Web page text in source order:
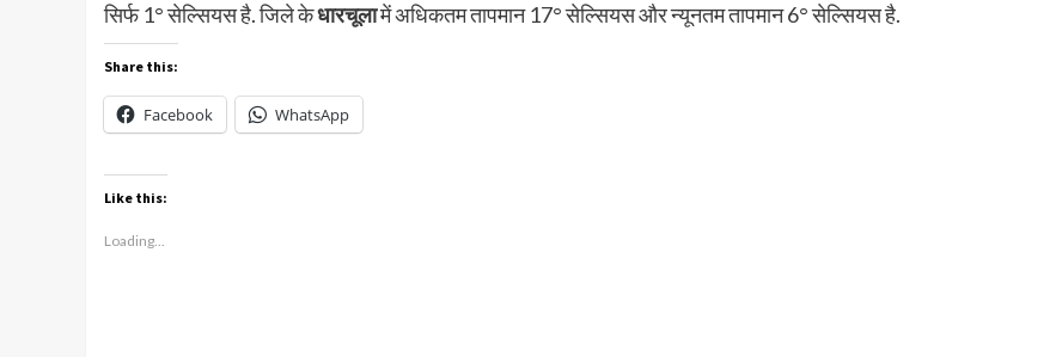
सिर्फ 1° सेल्सियस है. जिले केधारचूलामें अधिकतम तापमान 17° सेल्सियस और न्यूनतम तापमान 6° सेल्सियस है.
Share this:
Facebook WhatsApp
Like this:
Loading...